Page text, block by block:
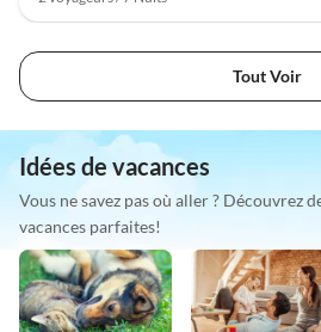
Tout Voir
Idées de vacances
Vous ne savez pas où aller ? Découvrez
vacances parfaites!